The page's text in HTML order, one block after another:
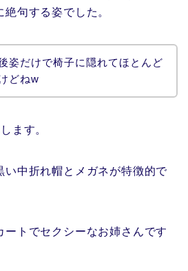
句する姿でした。
姿だけで椅子に隠れてほとんど
どねw
ます。
い中折れ帽とメガネが特徴的で
ートでセクシーなお姉さんです